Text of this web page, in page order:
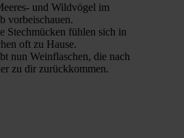
und Wildvögel im
vorbeischauen.
Stechmücken fühlen sich in
oft zu Hause.
nun Weinflaschen, die nach
zu dir zurückkommen.